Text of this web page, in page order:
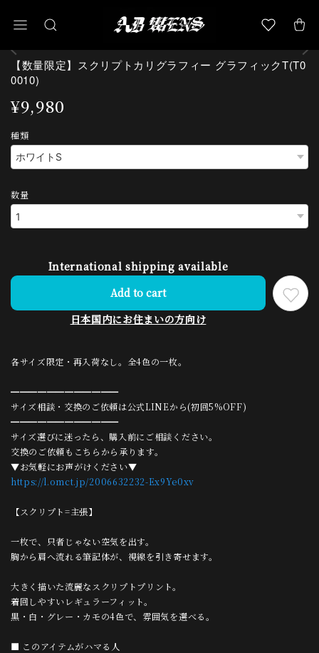
【数量限定】スクリプトカリグラフィー グラフィックT(T0
0010)
¥9,980
種類
数量
International shipping available
Add to cart
日本国内にお住まいの方向け
各サイズ限定・再入荷なし。全4色の一枚。
━━━━━━━━━━━━
サイズ相談・交換のご依頼は公式LINEから(初回5%OFF)
━━━━━━━━━━━━
サイズ選びに迷ったら、購入前にご相談ください。
交換のご依頼もこちらから承ります。
▼お気軽にお声がけください▼
https://l.omct.jp/2006632232-Ex9Ye0xv
【スクリプト=主張】
一枚で、只者じゃない空気を出す。
胸から肩へ流れる筆記体が、視線を引き寄せます。
大きく描いた流麗なスクリプトプリント。
着回しやすいレギュラーフィット。
黒・白・グレー・カモの4色で、雰囲気を選べる。
■ このアイテムがハマる人